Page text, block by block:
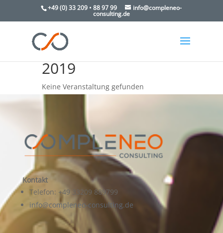
+49 (0) 33 209 • 88 97 99 info@compleneo-
consulting.de
2019
Keine Veranstaltung gefunden
Kontakt
Telefon: +49 33209 889799
info@compleneo-consulting.de